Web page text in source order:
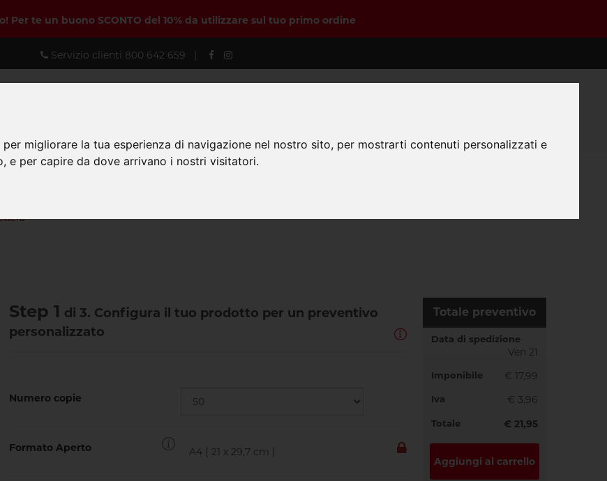
migliorare la tua esperienza di navigazione nel nostro sito, per mostrarti contenuti personalizzati e
e per capire da dove arrivano i nostri visitatori.
Per te un buono SCONTO del 10% da utilizzare sul tuo primo ordine
Servizio clienti 800 642 659
Step 1 di 3. Configura il tuo prodotto per un preventivo
personalizzato
Numero copie
Formato Aperto
Totale preventivo
Data di spedizione
Ven 21
Imponibile € 17,99
Iva € 3,96
Totale € 21,95
Aggiungi al carrello